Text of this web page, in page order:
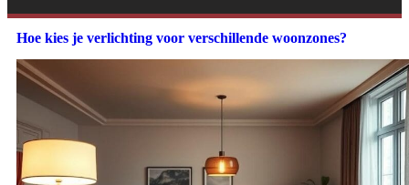
Hoe kies je verlichting voor verschillende woonzones?